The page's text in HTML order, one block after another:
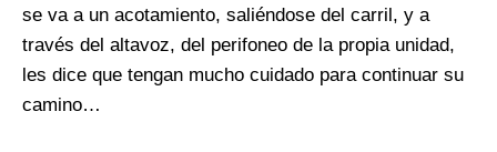
se va a un acotamiento, saliéndose del carril, y a
través del altavoz, del perifoneo de la propia unidad,
les dice que tengan mucho cuidado para continuar su
camino…